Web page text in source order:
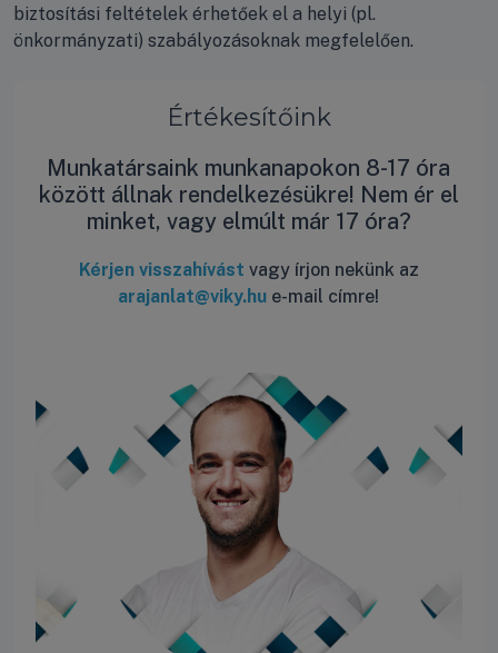
Értékesítőink
Munkatársaink munkanapokon 8-17 óra
között állnak rendelkezésükre! Nem ér el
minket, vagy elmúlt már 17 óra?
Kérjen visszahívást vagy írjon nekünk az
arajanlat@viky.hu e-mail címre!
biztosítási feltételek érhetőek el a helyi (pl.
önkormányzati) szabályozásoknak megfelelően.